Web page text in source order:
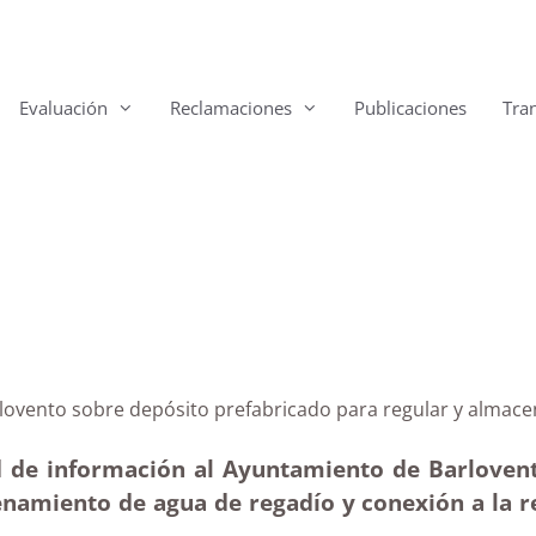
Evaluación Reclamaciones Publicaciones
sobre depósito prefabricado para
información al Ayuntamiento de
de agua de regadío y conexión a la